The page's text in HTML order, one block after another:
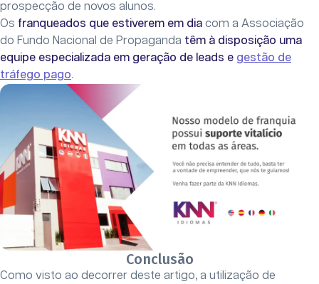
prospecção de novos alunos.
Os franqueados que estiverem em dia com a Associação
do Fundo Nacional de Propaganda têm à disposição uma
equipe especializada em geração de leads e gestão de
tráfego pago.
Conclusão
Como visto ao decorrer deste artigo, a utilização de